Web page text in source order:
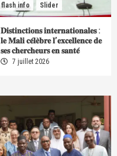
flash info Slider
𝐃𝐢𝐬𝐭𝐢𝐧𝐜𝐭𝐢𝐨𝐧𝐬 𝐢𝐧𝐭𝐞𝐫𝐧𝐚𝐭𝐢𝐨𝐧𝐚𝐥𝐞𝐬 :
𝐥𝐞 𝐌𝐚𝐥𝐢 𝐜𝐞́𝐥𝐞̀𝐛𝐫𝐞 𝐥’𝐞𝐱𝐜𝐞𝐥𝐥𝐞𝐧𝐜𝐞 𝐝𝐞
𝐬𝐞𝐬 𝐜𝐡𝐞𝐫𝐜𝐡𝐞𝐮𝐫𝐬 𝐞𝐧 𝐬𝐚𝐧𝐭𝐞́
7 juillet 2026